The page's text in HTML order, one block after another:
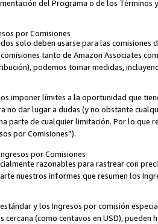
del Programa o de los Términos
por Comisiones
solo deben usarse para las
tanto de Amazon Associates
podemos tomar medidas,
imponer límites a la oportunidad que
no dar lugar a dudas (y no obstante
parte de cualquier limitación. Por lo que
por Comisiones”).
por Comisiones
razonables para rastrear con
nuestros informes que resumen los
y los Ingresos por comisión
cercana (como centavos en USD),